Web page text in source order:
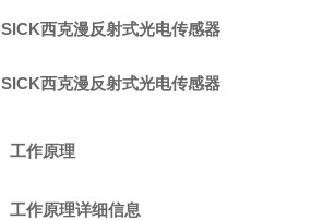
SICK西克漫反射式光电传感器
SICK西克漫反射式光电传感器
工作原理
工作原理详细信息